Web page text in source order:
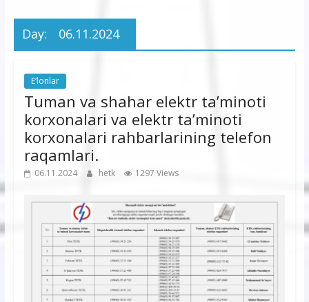
korxonasi”
Day: 06.11.2024
E’lonlar
Tuman va shahar elektr ta’minoti
korxonalari va elektr ta’minoti
korxonalari rahbarlarining telefon
raqamlari.
06.11.2024 hetk 1297 Views